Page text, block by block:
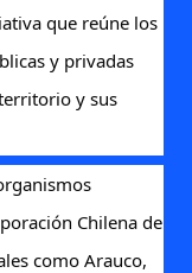
que reúne los
y privadas
y sus
Chilena de
como Arauco,